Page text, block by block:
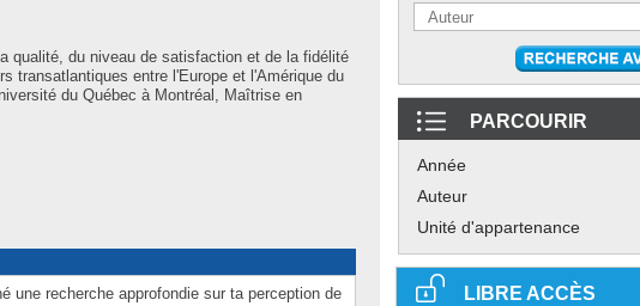
qualité, du niveau de satisfaction et de la fidélité
transatlantiques entre l'Europe et l'Amérique du
du Québec à Montréal, Maîtrise en
une recherche approfondie sur ta perception de
PARCOURIR
Année
Auteur
Unité d'appartenance
LIBRE ACCÈS